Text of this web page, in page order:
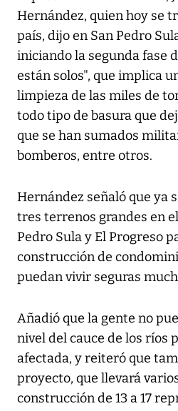
Hernández, quien hoy se
país, dijo en San Pedro
iniciando la segunda fase
están solos", que implica
limpieza de las miles de
todo tipo de basura que
que se han sumados
bomberos, entre otros.
Hernández señaló que ya
tres terrenos grandes en
Pedro Sula y El Progreso
construcción de
puedan vivir seguras
Añadió que la gente no
nivel del cauce de los ríos
afectada, y reiteró que
proyecto, que llevará
construcción de 13 a 17